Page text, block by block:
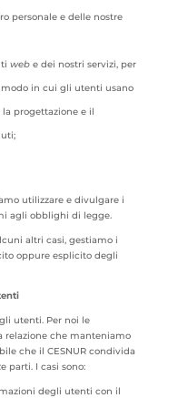
personale e delle nostre
webe dei nostri servizi, per
in cui gli utenti usano
progettazione e il
utilizzare e divulgare i
agli obblighi di legge.
altri casi, gestiamo i
oppure esplicito degli
utenti. Per noi le
relazione che manteniamo
che il CESNUR condivida
parti. I casi sono:
degli utenti con il